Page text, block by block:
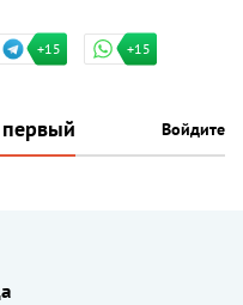
+15 +15
первый Войдите